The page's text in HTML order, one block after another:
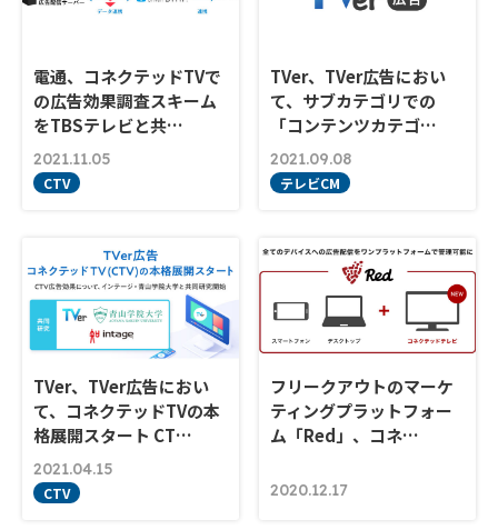
電通、コネクテッドTVで
の広告効果調査スキーム
をTBSテレビと共…
2021.11.05
CTV
TVer、TVer広告におい
て、サブカテゴリでの
「コンテンツカテゴ…
2021.09.08
テレビCM
TVer、TVer広告におい
て、コネクテッドTVの本
格展開スタート CT…
2021.04.15
CTV
フリークアウトのマーケ
ティングプラットフォー
ム「Red」、コネ…
2020.12.17